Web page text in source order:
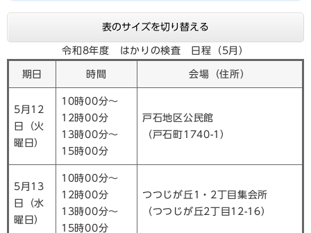
表のサイズを切り替える
令和8年度 はかりの検査 日程（5月）
期日 時間 会場（住所）
5月12
日（火
曜日）
10時00分～
12時00分
13時00分～
15時00分
戸石地区公民館
（戸石町1740-1）
5月13
日（水
曜日）
10時00分～
12時00分
13時00分～
15時00分
つつじが丘1・2丁目集会所
（つつじが丘2丁目12-16）